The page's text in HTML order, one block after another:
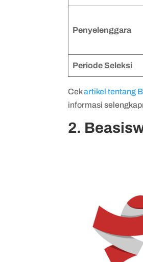
Penyelenggara
Periode Seleksi
Cekartikel tentang
informasi
2.